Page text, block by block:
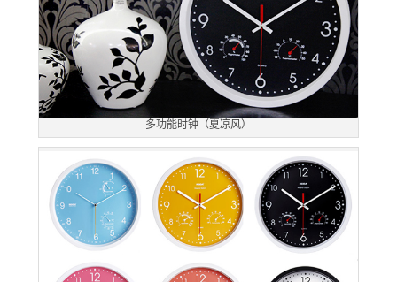
多功能时钟（夏凉风）